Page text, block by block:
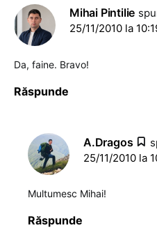
Mihai Pintilie
25/11/2010 la
Da, faine. Bravo!
Răspunde
A.Dragos
25/11/2010 la
Multumesc Mihai!
Răspunde